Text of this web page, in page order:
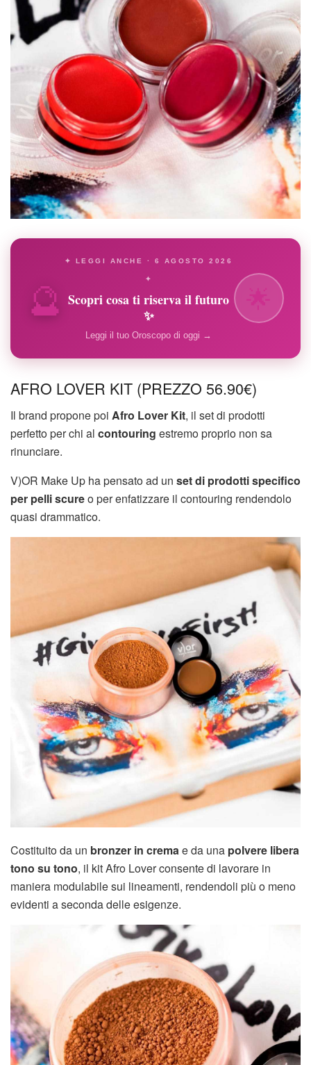
🔮
✦ LEGGI ANCHE · 6 AGOSTO 2026
✦
Scopri cosa ti riserva il futuro
✨
Leggi il tuo Oroscopo di oggi →
AFRO LOVER KIT (PREZZO 56.90€)
Il brand propone poi Afro Lover Kit, il set di prodotti
perfetto per chi al contouring estremo proprio non sa
rinunciare.
V)OR Make Up ha pensato ad un set di prodotti specifico
per pelli scureo per enfatizzare il contouring rendendolo
quasi drammatico.
Costituito da un bronzer in cremae da una polvere libera
tono su tono, il kit Afro Lover consente di lavorare in
maniera modulabile sui lineamenti, rendendoli più o meno
evidenti a seconda delle esigenze.